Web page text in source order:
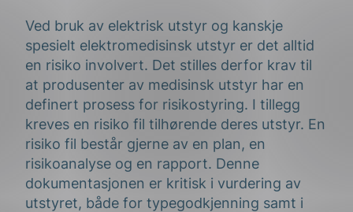
Ved bruk av elektrisk utstyr og kanskje
spesielt elektromedisinsk utstyr er det alltid
en risiko involvert. Det stilles derfor krav til
at produsenter av medisinsk utstyr har en
definert prosess for risikostyring. I tillegg
kreves en risiko fil tilhørende deres utstyr. En
risiko fil består gjerne av en plan, en
risikoanalyse og en rapport. Denne
dokumentasjonen er kritisk i vurdering av
utstyret, både for typegodkjenning samt i